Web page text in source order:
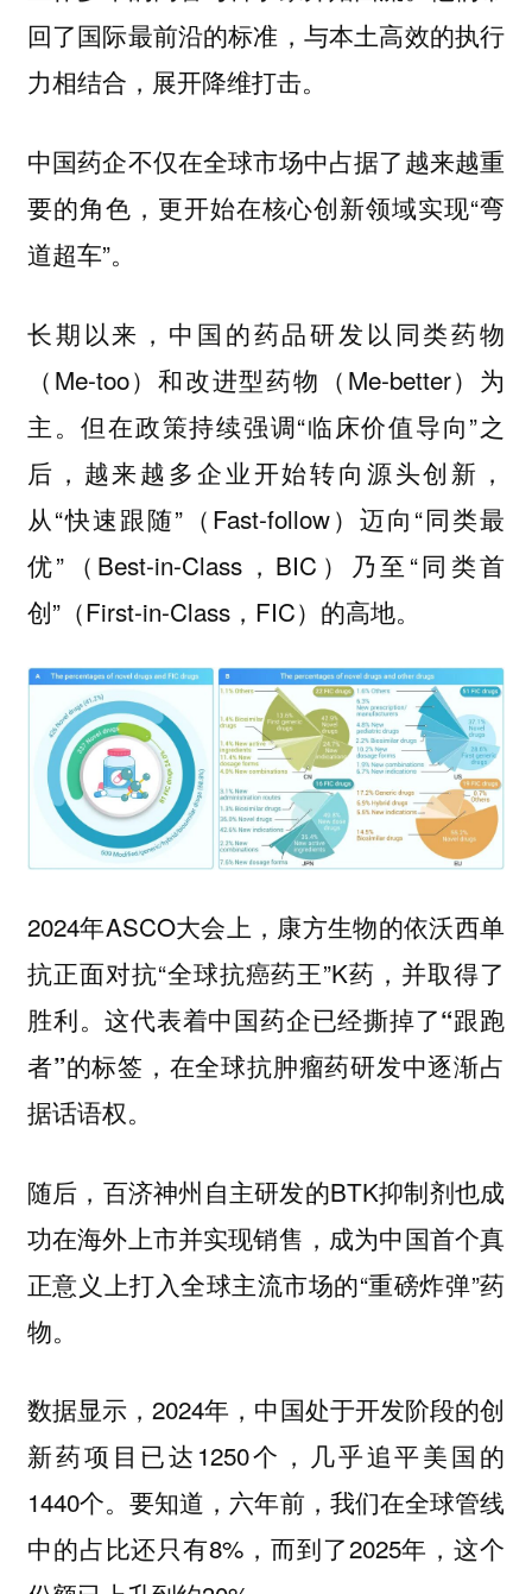
回了国际最前沿的标准，与本土高效的执行
力相结合，展开降维打击。
中国药企不仅在全球市场中占据了越来越重
要的角色，更开始在核心创新领域实现“弯
道超车”。
长期以来，中国的药品研发以同类药物
（Me-too）和改进型药物（Me-better）为
主。但在政策持续强调“临床价值导向”之
后，越来越多企业开始转向源头创新，
从“快速跟随”（Fast-follow）迈向“同类最
优”（Best-in-Class，BIC）乃至“同类首
创”（First-in-Class，FIC）的高地。
2024年ASCO大会上，康方生物的依沃西单
抗正面对抗“全球抗癌药王”K药，并取得了
胜利。这代表着中国药企已经撕掉了“跟跑
者”的标签，在全球抗肿瘤药研发中逐渐占
据话语权。
随后，百济神州自主研发的BTK抑制剂也成
功在海外上市并实现销售，成为中国首个真
正意义上打入全球主流市场的“重磅炸弹”药
物。
数据显示，2024年，中国处于开发阶段的创
新药项目已达1250个，几乎追平美国的
1440个。要知道，六年前，我们在全球管线
中的占比还只有8%，而到了2025年，这个